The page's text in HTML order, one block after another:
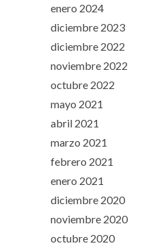
enero 2024
diciembre 2023
diciembre 2022
noviembre 2022
octubre 2022
mayo 2021
abril 2021
marzo 2021
febrero 2021
enero 2021
diciembre 2020
noviembre 2020
octubre 2020